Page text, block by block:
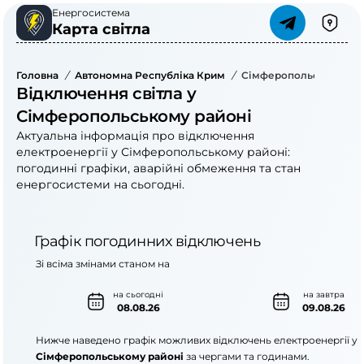
Енергосистема
Карта світла
Головна / Автономна Республіка Крим / Сімферопольський
Відключення світла у
Сімферопольському районі
Актуальна інформація про відключення
електроенергії у Сімферопольському районі:
погодинні графіки, аварійні обмеження та стан
енергосистеми на сьогодні.
Графік погодинних відключень
на сьогодні
08.08.26
на завтра
09.08.26
Зі всіма змінами станом на
Нижче наведено графік можливих відключень електроенергії у
Сімферопольському районі за чергами та годинами.